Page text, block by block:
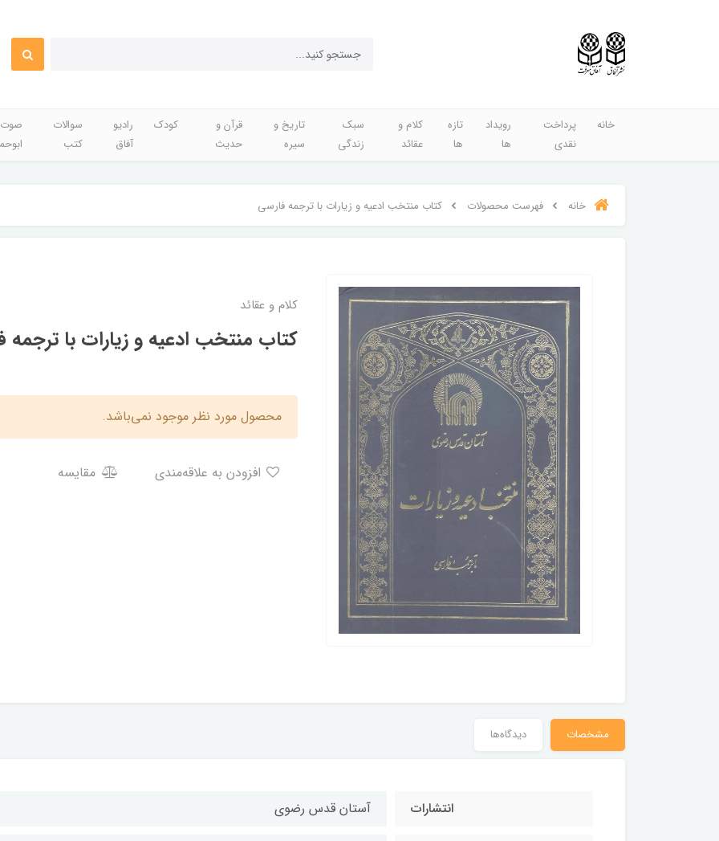
خانه
پرداخت
نقدی
رویداد
ها
تازه
ها
کلام و
عقائد
سبک
زندگی
تاریخ و
سیره
قرآن و
حدیث
کودک
رادیو
آفاق
سوالات
کتب
صوت
خانه فهرست محصولات کتاب منتخب ادعیه و زیارات با ترجمه فارسی
کلام و عقائد
کتاب منتخب ادعیه و زیارات با ترجمه
محصول مورد نظر موجود نمی‌باشد.
مقایسه
مشخصات دیدگاه‌ها
انتشارات آستان قدس رضوی